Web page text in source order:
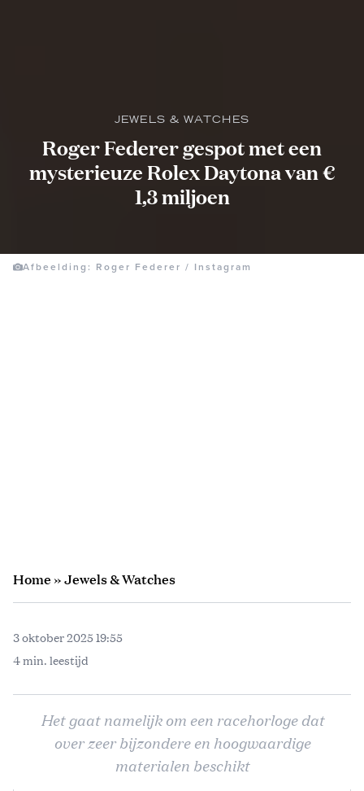
JEWELS & WATCHES
Roger Federer gespot met een
mysterieuze Rolex Daytona van €
1,3 miljoen
Afbeelding: Roger Federer / Instagram
Home»Jewels & Watches
3 oktober 2025 19:55
4 min. leestijd
Het gaat namelijk om een racehorloge dat
over zeer bijzondere en hoogwaardige
materialen beschikt